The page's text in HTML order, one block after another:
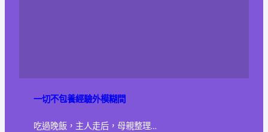
一切不包養經驗外模糊間
吃過晚飯，主人走后，母親整理…